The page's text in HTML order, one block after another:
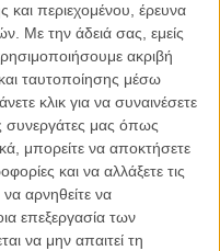
και περιεχομένου, έρευνα
Με την άδειά σας, εμείς
ακριβή
ταυτοποίησης μέσω
κλικ για να συναινέσετε
συνεργάτες μας όπως
μπορείτε να αποκτήσετε
και να αλλάξετε τις
αρνηθείτε να
επεξεργασία των
να μην απαιτεί τη
Δεν σε κάνει
η επιτυχία. Είναι
επιφανειακό